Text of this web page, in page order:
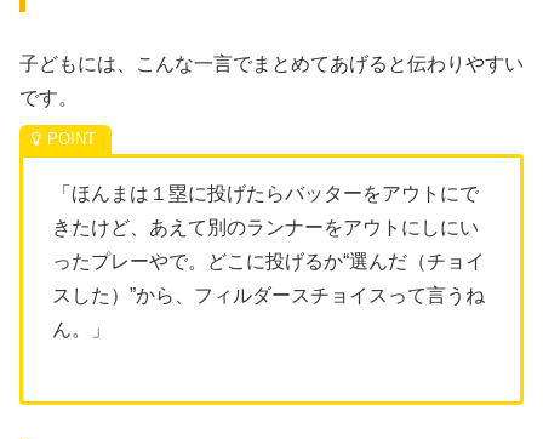
子どもには、こんな一言でまとめてあげると伝わりやすい
です。
「ほんまは１塁に投げたらバッターをアウトにで
きたけど、あえて別のランナーをアウトにしにい
ったプレーやで。どこに投げるか“選んだ（チョイ
スした）”から、フィルダースチョイスって言うね
ん。」